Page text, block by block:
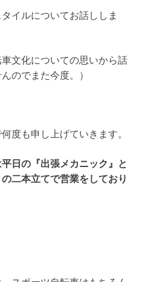
イルについてお話ししま
車文化についての思いから話
のでまた今度。）
度も申し上げていきます。
日の『出張メカニック』と
二本立てで営業をしており